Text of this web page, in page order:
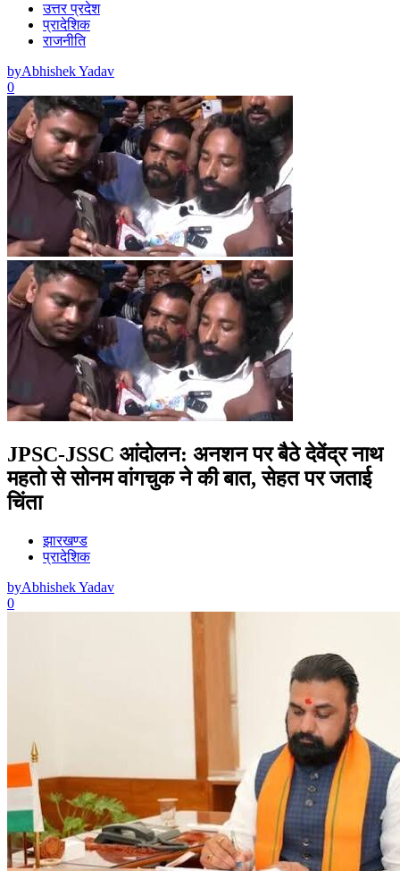
उत्तर प्रदेश
प्रादेशिक
राजनीति
byAbhishek Yadav
0
JPSC-JSSC आंदोलन: अनशन पर बैठे देवेंद्र नाथ
महतो से सोनम वांगचुक ने की बात, सेहत पर जताई
चिंता
झारखण्ड
प्रादेशिक
byAbhishek Yadav
0